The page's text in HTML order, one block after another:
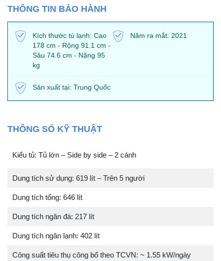
THÔNG TIN BẢO HÀNH
Kích thước tủ lạnh: Cao
178 cm - Rộng 91.1 cm -
Sâu 74.6 cm - Nặng 95
kg
Năm ra mắt: 2021
Sản xuất tại: Trung Quốc
THÔNG SỐ KỸ THUẬT
Kiểu tủ: Tủ lớn – Side by side – 2 cánh
Dung tích sử dụng: 619 lít – Trên 5 người
Dung tích tổng: 646 lít
Dung tích ngăn đá: 217 lít
Dung tích ngăn lạnh: 402 lít
Công suất tiêu thụ công bố theo TCVN: ~ 1.55 kW/ngày